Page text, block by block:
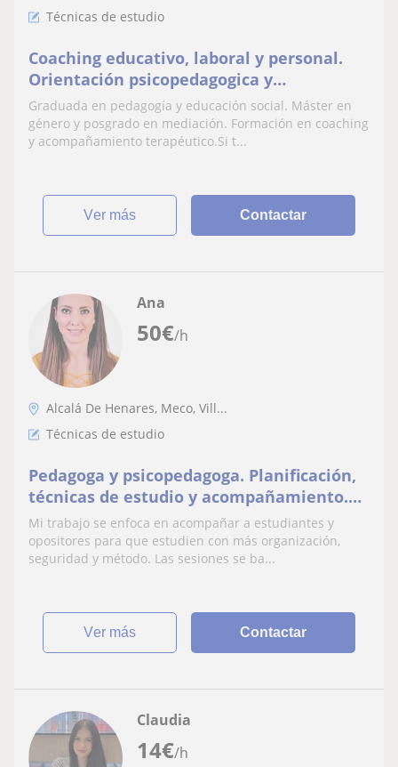
Técnicas de estudio
Coaching educativo, laboral y personal.
Orientación psicopedagogica y
vocacional.Técnicas de estudio
Graduada en pedagogía y educación social. Máster en
género y posgrado en mediación. Formación en coaching
y acompañamiento terapéutico.Si t...
ver más Contactar
50€/h
Ana
Alcalá De Henares, Meco, Vill...
Técnicas de estudio
Pedagoga y psicopedagoga. Planificación,
técnicas de estudio y acompañamiento.
Estudiantes y opositores
Mi trabajo se enfoca en acompañar a estudiantes y
opositores para que estudien con más organización,
seguridad y método. Las sesiones se ba...
ver más Contactar
14€/h
Claudia